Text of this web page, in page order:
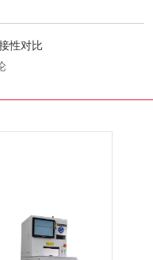
性对比